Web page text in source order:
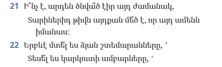
21 Ի՞նչ է, արդեն ծնվա՞ծ էիր այդ ժամանակ,
Տարիներիդ թիվն այդքան մե՞ծ է, որ այդ ամենն
իմանաս:
22 Երբևէ մտե՞լ ես ձյան շտեմարանները, +
Տեսե՞լ ես կարկուտի ամբարները, +